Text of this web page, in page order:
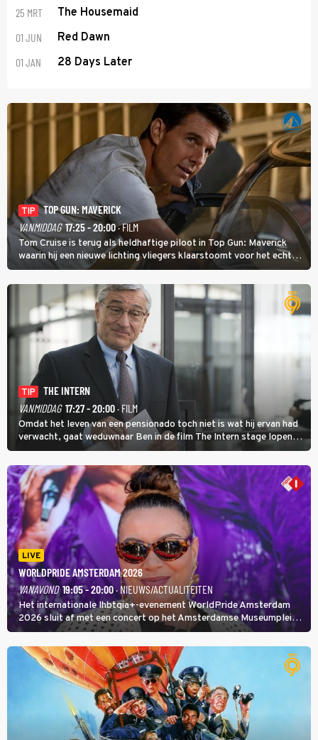
25 MRT The Housemaid
01 JUN Red Dawn
01 JAN 28 Days Later
TIP
TOP GUN: MAVERICK
VANMIDDAG 17:25 - 20:00· FILM
Tom Cruise is terug als heldhaftige piloot in Top Gun: Maverick
waarin hij een nieuwe lichting vliegers klaarstoomt voor het echte
werk.
TIP
THE INTERN
VANMIDDAG 17:27 - 20:00· FILM
Omdat het leven van een pensionado toch niet is wat hij ervan had
verwacht, gaat weduwnaar Ben in de film The Intern stage lopen
bij de hippe webwinkel van Jules, wat een gouden zet blijkt te zijn.
LIVE
WORLDPRIDE AMSTERDAM 2026
VANAVOND 19:05 - 20:00· NIEUWS/ACTUALITEITEN
Het internationale lhbtqia+-evenement WorldPride Amsterdam
2026 sluit af met een concert op het Amsterdamse Museumplein.
Anita Doth is een van de optredende artiesten. In de jaren 90
veroverde ze de wereld als zangeres van 2Unlimited.